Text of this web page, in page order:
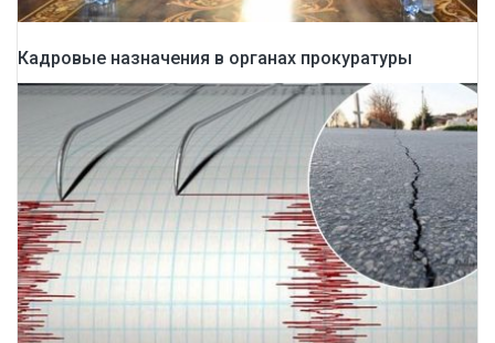
Кадровые назначения в органах прокуратуры